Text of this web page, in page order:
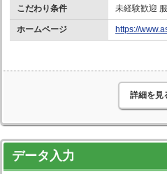
こだわり条件 未経験歓迎
ホームページ https://
詳細を見
データ入力